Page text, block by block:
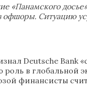
«Панамского
офшоры. Ситуацию
Deutsche Bank
в глобальной
финансисты